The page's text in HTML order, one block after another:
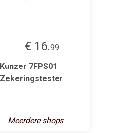
€ 16.99
Kunzer 7FPS01
Zekeringstester
Meerdere shops